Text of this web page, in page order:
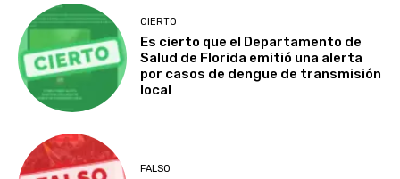
CIERTO
Es cierto que el Departamento de
Salud de Florida emitió una alerta
por casos de dengue de transmisión
local
FALSO